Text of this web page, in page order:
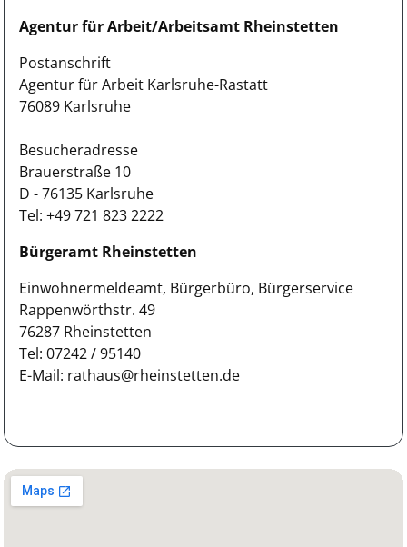
Agentur für Arbeit/Arbeitsamt Rheinstetten
Postanschrift
Agentur für Arbeit Karlsruhe-Rastatt
76089 Karlsruhe
Besucheradresse
Brauerstraße 10
D - 76135 Karlsruhe
Tel: +49 721 823 2222
Bürgeramt Rheinstetten
Einwohnermeldeamt, Bürgerbüro, Bürgerservice
Rappenwörthstr. 49
76287 Rheinstetten
Tel: 07242 / 95140
E-Mail: rathaus@rheinstetten.de